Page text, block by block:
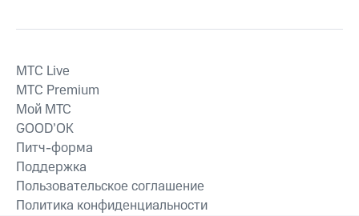
MTС Live
MTС Premium
Мой МТС
GOOD’OK
Питч-форма
Поддержка
Пользовательское соглашение
Политика конфиденциальности